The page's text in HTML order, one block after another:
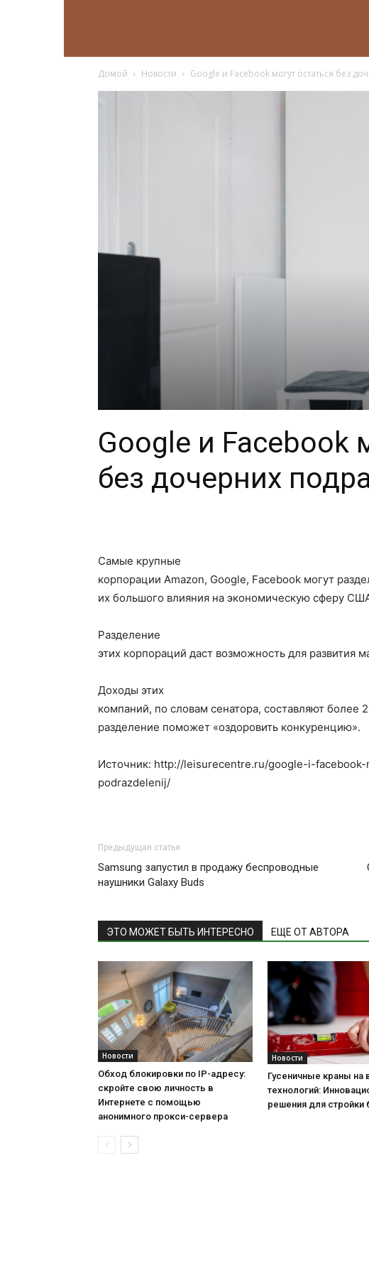
Домой Новости Google и Facebook могут остаться без
Google и Facebook
без дочерних
Самые крупные
корпорации Amazon, Google, Facebook могут
их большого влияния на экономическую сферу
Разделение
этих корпораций даст возможность для развития
Доходы этих
компаний, по словам сенатора, составляют более
разделение поможет «оздоровить конкуренцию».
Источник: http://leisurecentre.ru/google-i-
podrazdelenij/
Предыдущая статья
Samsung запустил в продажу беспроводные
наушники Galaxy Buds
ЭТО МОЖЕТ БЫТЬ ИНТЕРЕСНО ЕЩЕ ОТ АВТОРА
Новости
Обход блокировки по IP-адресу:
скройте свою личность в
Интернете с помощью
анонимного прокси-сервера
Новости
Гусеничные краны на
технологий:
решения для стройки